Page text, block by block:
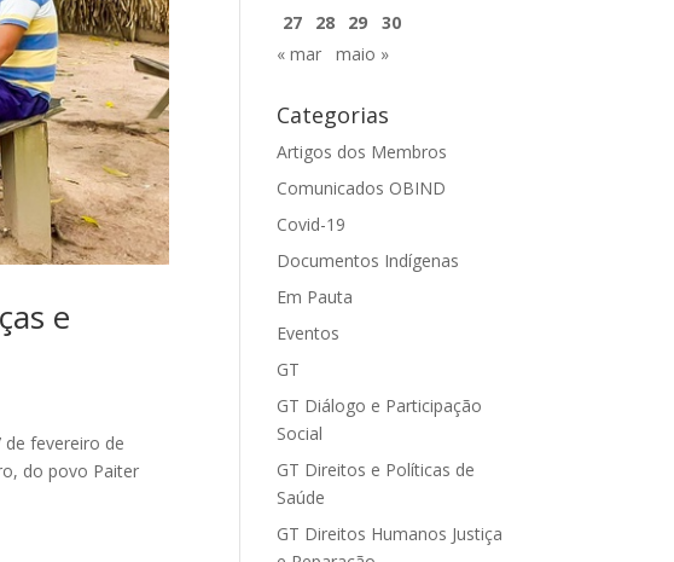
e
de fevereiro de
do povo Paiter
27
28 29
30
« mar
maio »
Categorias
Artigos dos Membros
Comunicados OBIND
Covid-19
Documentos Indígenas
Em Pauta
Eventos
GT
GT Diálogo e Participação
Social
GT Direitos e Políticas de
Saúde
GT Direitos Humanos Justiça